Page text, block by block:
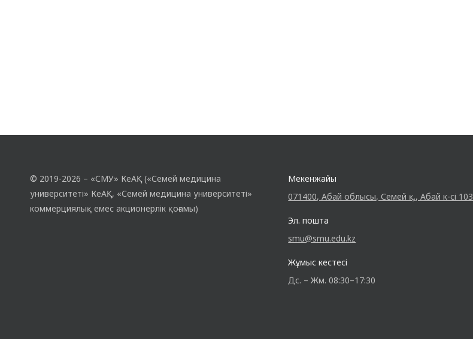
© 2019-2026 – «СМУ» КеАҚ («Семей медицина
университеті» КеАҚ, «Семей медицина университеті»
коммерциялық емес акционерлік қоғамы)
Мекенжайы
071400, Абай облысы, Семей қ., Абай к-сі 103
Эл. пошта
smu@smu.edu.kz
Жұмыс кестесі
Дс. – Жм. 08:30–17:30